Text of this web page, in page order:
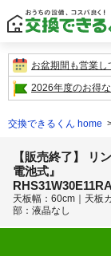
お盆期間も営業し
2026年度のお得
交換できるくん home
【販売終了】 リ
電池式』
天板幅：60cm｜天板
部：液晶なし